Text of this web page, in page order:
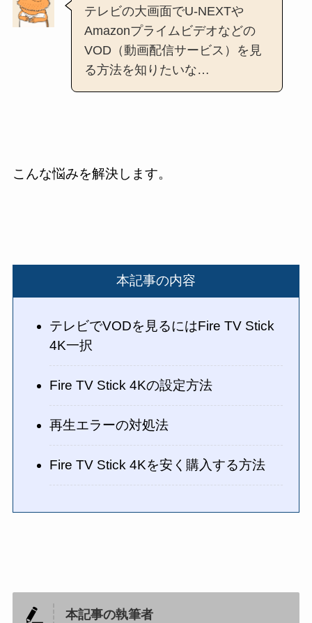
テレビの大画面でU-NEXTや
Amazonプライムビデオなどの
VOD（動画配信サービス）を見
る方法を知りたいな…
こんな悩みを解決します。
本記事の内容
テレビでVODを見るにはFire TV Stick
4K一択
Fire TV Stick 4Kの設定方法
再生エラーの対処法
Fire TV Stick 4Kを安く購入する方法
本記事の執筆者